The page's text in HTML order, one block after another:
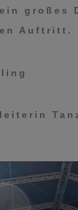
großes
Auftritt.